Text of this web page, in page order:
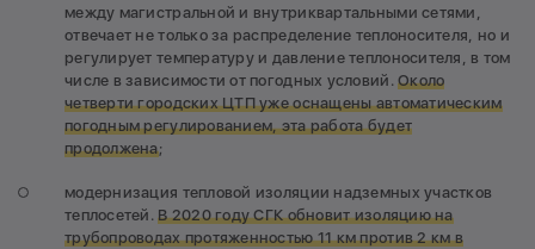
между магистральной и внутриквартальными сетями,
отвечает не только за распределение теплоносителя, но и
регулирует температуру и давление теплоносителя, в том
числе в зависимости от погодных условий.Около
четверти городских ЦТП уже оснащены автоматическим
погодным регулированием, эта работа будет
продолжена;
модернизация тепловой изоляции надземных участков
теплосетей.В 2020 году СГК обновит изоляцию на
трубопроводах протяженностью 11 км против 2 км в